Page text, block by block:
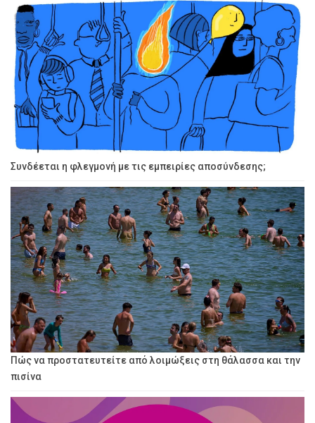
Συνδέεται η φλεγμονή με τις εμπειρίες αποσύνδεσης;
Πώς να προστατευτείτε από λοιμώξεις στη θάλασσα και την
πισίνα